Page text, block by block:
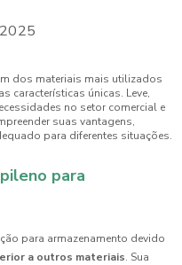
dos materiais mais utilizados
características únicas. Leve,
no setor comercial e
suas vantagens,
para diferentes situações.
para
para armazenamento devido
a outros materiais. Sua